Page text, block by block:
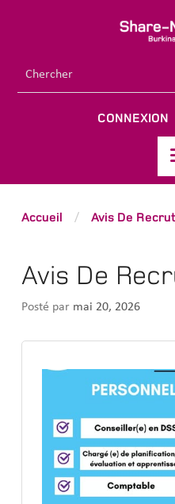
CONNEXION
Accueil / Avis De
Avis De
Posté par mai 20, 2026